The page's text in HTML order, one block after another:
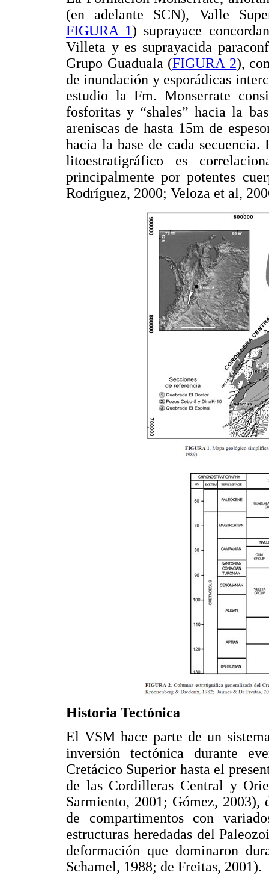
(en adelante SCN), Valle
FIGURA 1) suprayace
Villeta y es suprayacida
Grupo Guaduala (FIGURA 2),
de inundación y esporádicas
estudio la Fm. Monserrate
fosforitas y “shales” hacia la
areniscas de hasta 15m de
hacia la base de cada
litoestratigráfico es
principalmente por potentes
Rodríguez, 2000; Veloza et al,
Historia Tectónica
El VSM hace parte de un
inversión tectónica durante
Cretácico Superior hasta el
de las Cordilleras Central y
Sarmiento, 2001; Gómez, 2003),
de compartimentos con
estructuras heredadas del
deformación que dominaron
Schamel, 1988; de Freitas, 2001).